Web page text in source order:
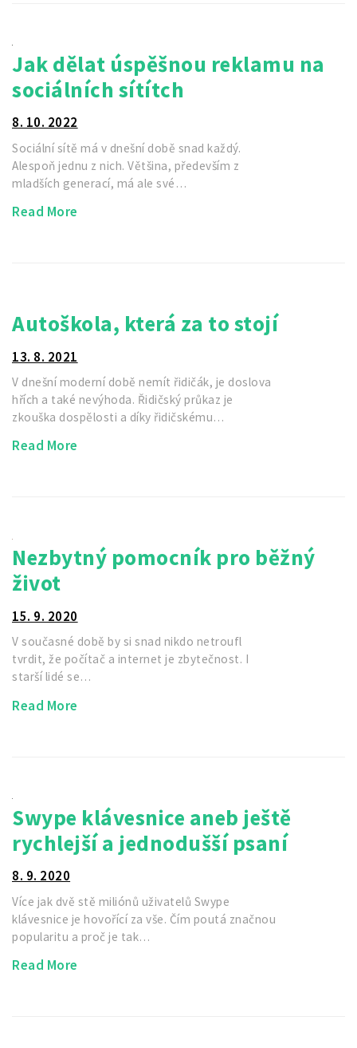
Jak dělat úspěšnou reklamu na
sociálních sítítch
8. 10. 2022
Sociální sítě má v dnešní době snad každý.
Alespoň jednu z nich. Většina, především z
mladších generací, má ale své…
Read More
Autoškola, která za to stojí
13. 8. 2021
V dnešní moderní době nemít řidičák, je doslova
hřích a také nevýhoda. Řidičský průkaz je
zkouška dospělosti a díky řidičskému…
Read More
Nezbytný pomocník pro běžný
život
15. 9. 2020
V současné době by si snad nikdo netroufl
tvrdit, že počítač a internet je zbytečnost. I
starší lidé se…
Read More
Swype klávesnice aneb ještě
rychlejší a jednodušší psaní
8. 9. 2020
Více jak dvě stě miliónů uživatelů Swype
klávesnice je hovořící za vše. Čím poutá značnou
popularitu a proč je tak…
Read More